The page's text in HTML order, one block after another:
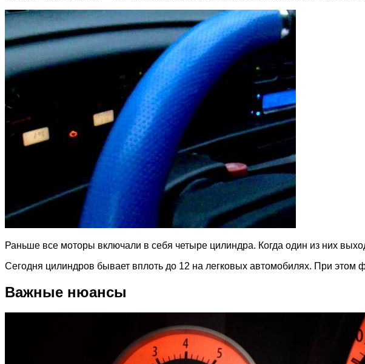
Раньше все моторы включали в себя четыре цилиндра. Когда один из них
Сегодня цилиндров бывает вплоть до 12 на легковых автомобилях. При этом
Важные нюансы